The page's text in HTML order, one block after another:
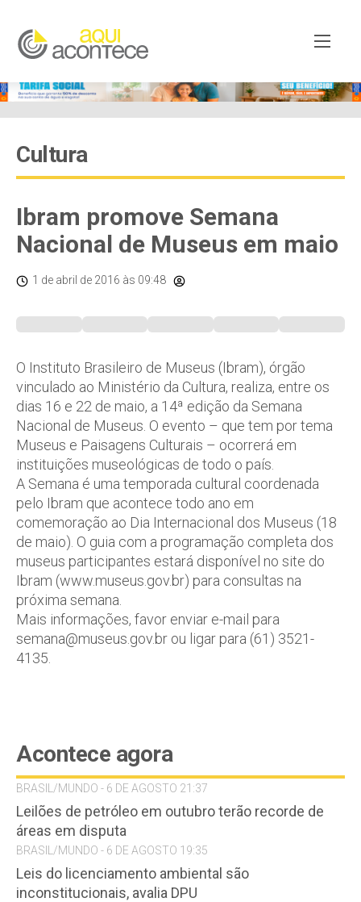
Cultura
Ibram promove Semana
Nacional de Museus em maio
1 de abril de 2016 às 09:48
O Instituto Brasileiro de Museus (Ibram), órgão
vinculado ao Ministério da Cultura, realiza, entre os
dias 16 e 22 de maio, a 14ª edição da Semana
Nacional de Museus. O evento – que tem por tema
Museus e Paisagens Culturais – ocorrerá em
instituições museológicas de todo o país.
A Semana é uma temporada cultural coordenada
pelo Ibram que acontece todo ano em
comemoração ao Dia Internacional dos Museus (18
de maio). O guia com a programação completa dos
museus participantes estará disponível no site do
Ibram (www.museus.gov.br) para consultas na
próxima semana.
Mais informações, favor enviar e-mail para
semana@museus.gov.br ou ligar para (61) 3521-
4135.
Acontece agora
BRASIL/MUNDO - 6 DE AGOSTO 21:37
Leilões de petróleo em outubro terão recorde de
áreas em disputa
BRASIL/MUNDO - 6 DE AGOSTO 19:35
Leis do licenciamento ambiental são
inconstitucionais, avalia DPU